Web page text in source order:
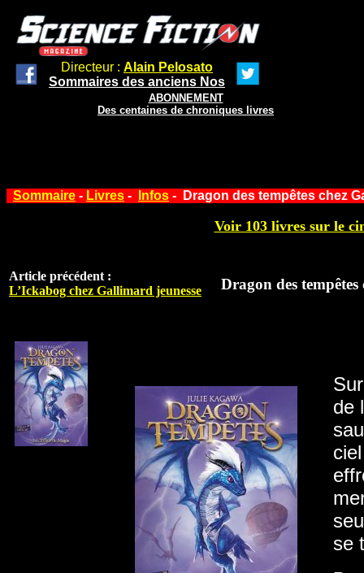
Directeur : Alain Pelosato
Sommaires des anciens Nos
ABONNEMENT
Des centaines de chroniques livres
Sommaire - Livres - Infos - Dragon des tempêtes chez
Voir 103 livres sur le
Article précédent :
L’Ickabog chez Gallimard jeunesse
Dragon des
de
se